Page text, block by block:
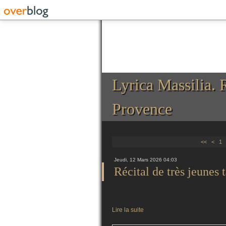
Lyrica Massilia.
Provence
<< < 1
Jeudi, 12 Mars 2026 04:03
Récital de très jeunes
Lire la suite